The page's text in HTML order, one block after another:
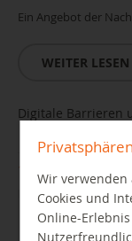
Ein Angebot der
WEITER LESEN
Digitale Barrieren
Wir
Cookies und
Online-